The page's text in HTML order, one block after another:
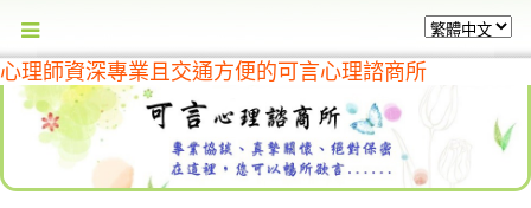
心理師資深專業且交通方便的可言心理諮商所